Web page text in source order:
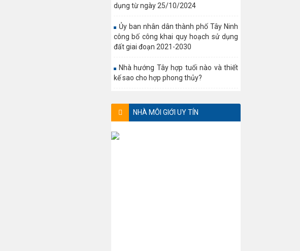
dụng từ ngày 25/10/2024
Ủy ban nhân dân thành phố Tây Ninh
công bố công khai quy hoạch sử dụng
đất giai đoạn 2021-2030
Nhà hướng Tây hợp tuổi nào và thiết
kế sao cho hợp phong thủy?
NHÀ MÔI GIỚI UY TÍN